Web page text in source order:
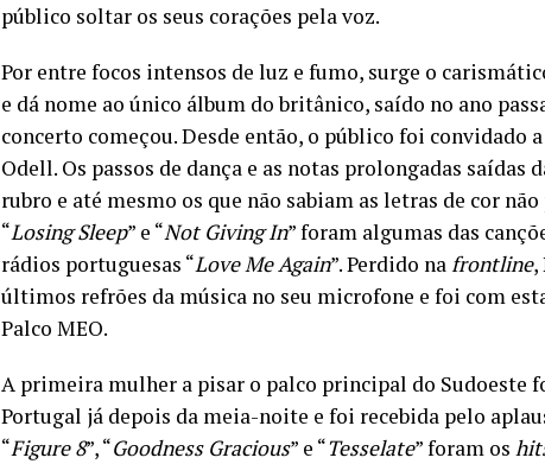
público soltar os seus corações pela voz.
Por entre focos intensos de luz e fumo, surge o
e dá nome ao único álbum do britânico, saído no ano
concerto começou. Desde então, o público foi convidado
Odell. Os passos de dança e as notas prolongadas
rubro e até mesmo os que não sabiam as letras de cor
“Losing Sleep” e “Not Giving In” foram algumas das
rádios portuguesas “Love Me Again”. Perdido nafrontline,
últimos refrões da música no seu microfone e foi com
Palco MEO.
A primeira mulher a pisar o palco principal do Sudoeste
Portugal já depois da meia-noite e foi recebida pelo
“Figure 8”, “Goodness Gracious” e “Tesselate” foram os